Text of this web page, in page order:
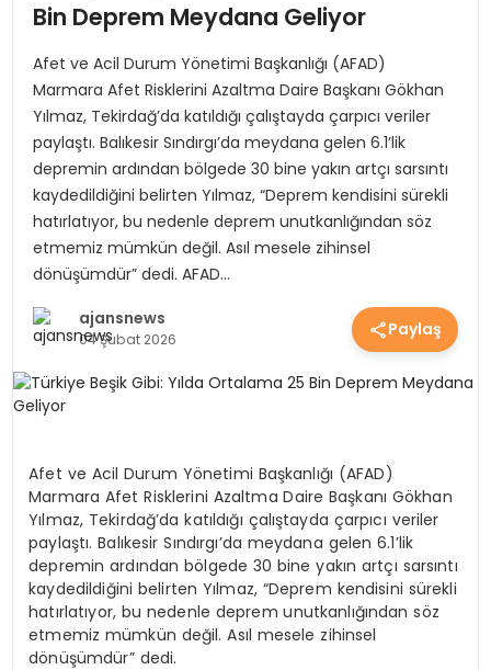
DÜNYA
YEREL HABERLER
EKONOMİ
EĞİTİM
GÜNDEM
SAĞLIK
SPOR
Bin Deprem Meydana Geliyor
Afet ve Acil Durum Yönetimi Başkanlığı (AFAD)
Marmara Afet Risklerini Azaltma Daire Başkanı Gökhan
Yılmaz, Tekirdağ’da katıldığı çalıştayda çarpıcı veriler
paylaştı. Balıkesir Sındırgı’da meydana gelen 6.1’lik
depremin ardından bölgede 30 bine yakın artçı sarsıntı
kaydedildiğini belirten Yılmaz, “Deprem kendisini sürekli
hatırlatıyor, bu nedenle deprem unutkanlığından söz
etmemiz mümkün değil. Asıl mesele zihinsel
dönüşümdür” dedi. AFAD…
ajansnews
04 Şubat 2026 Paylaş
Afet ve Acil Durum Yönetimi Başkanlığı (AFAD)
Marmara Afet Risklerini Azaltma Daire Başkanı Gökhan
Yılmaz, Tekirdağ’da katıldığı çalıştayda çarpıcı veriler
paylaştı. Balıkesir Sındırgı’da meydana gelen 6.1’lik
depremin ardından bölgede 30 bine yakın artçı sarsıntı
kaydedildiğini belirten Yılmaz, “Deprem kendisini sürekli
hatırlatıyor, bu nedenle deprem unutkanlığından söz
etmemiz mümkün değil. Asıl mesele zihinsel
dönüşümdür” dedi.